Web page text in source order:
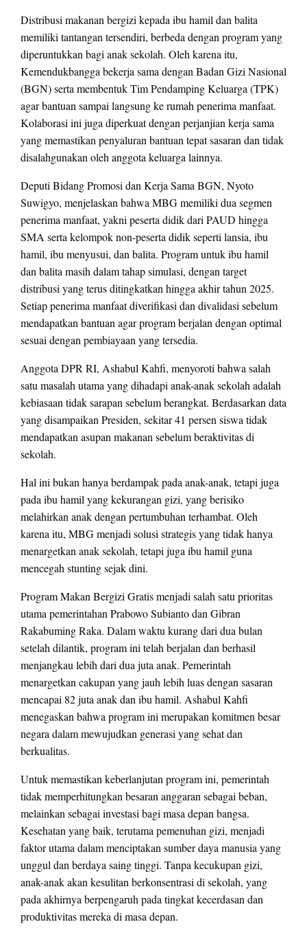
Distribusi makanan bergizi kepada ibu hamil dan balita
memiliki tantangan tersendiri, berbeda dengan program yang
diperuntukkan bagi anak sekolah. Oleh karena itu,
Kemendukbangga bekerja sama dengan Badan Gizi Nasional
(BGN) serta membentuk Tim Pendamping Keluarga (TPK)
agar bantuan sampai langsung ke rumah penerima manfaat.
Kolaborasi ini juga diperkuat dengan perjanjian kerja sama
yang memastikan penyaluran bantuan tepat sasaran dan tidak
disalahgunakan oleh anggota keluarga lainnya.
Deputi Bidang Promosi dan Kerja Sama BGN, Nyoto
Suwigyo, menjelaskan bahwa MBG memiliki dua segmen
penerima manfaat, yakni peserta didik dari PAUD hingga
SMA serta kelompok non-peserta didik seperti lansia, ibu
hamil, ibu menyusui, dan balita. Program untuk ibu hamil
dan balita masih dalam tahap simulasi, dengan target
distribusi yang terus ditingkatkan hingga akhir tahun 2025.
Setiap penerima manfaat diverifikasi dan divalidasi sebelum
mendapatkan bantuan agar program berjalan dengan optimal
sesuai dengan pembiayaan yang tersedia.
Anggota DPR RI, Ashabul Kahfi, menyoroti bahwa salah
satu masalah utama yang dihadapi anak-anak sekolah adalah
kebiasaan tidak sarapan sebelum berangkat. Berdasarkan data
yang disampaikan Presiden, sekitar 41 persen siswa tidak
mendapatkan asupan makanan sebelum beraktivitas di
sekolah.
Hal ini bukan hanya berdampak pada anak-anak, tetapi juga
pada ibu hamil yang kekurangan gizi, yang berisiko
melahirkan anak dengan pertumbuhan terhambat. Oleh
karena itu, MBG menjadi solusi strategis yang tidak hanya
menargetkan anak sekolah, tetapi juga ibu hamil guna
mencegah stunting sejak dini.
Program Makan Bergizi Gratis menjadi salah satu prioritas
utama pemerintahan Prabowo Subianto dan Gibran
Rakabuming Raka. Dalam waktu kurang dari dua bulan
setelah dilantik, program ini telah berjalan dan berhasil
menjangkau lebih dari dua juta anak. Pemerintah
menargetkan cakupan yang jauh lebih luas dengan sasaran
mencapai 82 juta anak dan ibu hamil. Ashabul Kahfi
menegaskan bahwa program ini merupakan komitmen besar
negara dalam mewujudkan generasi yang sehat dan
berkualitas.
Untuk memastikan keberlanjutan program ini, pemerintah
tidak memperhitungkan besaran anggaran sebagai beban,
melainkan sebagai investasi bagi masa depan bangsa.
Kesehatan yang baik, terutama pemenuhan gizi, menjadi
faktor utama dalam menciptakan sumber daya manusia yang
unggul dan berdaya saing tinggi. Tanpa kecukupan gizi,
anak-anak akan kesulitan berkonsentrasi di sekolah, yang
pada akhirnya berpengaruh pada tingkat kecerdasan dan
produktivitas mereka di masa depan.